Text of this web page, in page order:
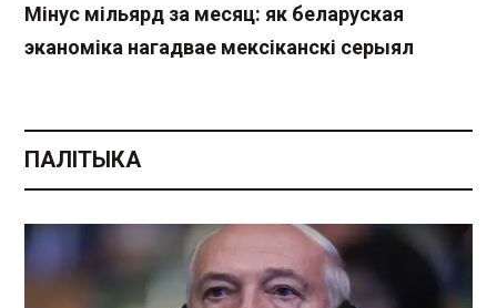
Мінус мільярд за месяц: як беларуская
эканоміка нагадвае мексіканскі серыял
ПАЛІТЫКА